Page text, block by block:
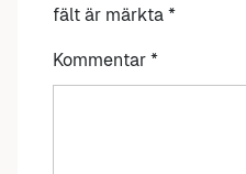
fält är märkta *
Kommentar *